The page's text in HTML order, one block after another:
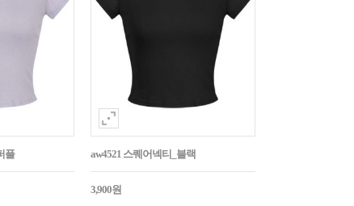
플 aw4521 스퀘어넥티_블랙
3,900원